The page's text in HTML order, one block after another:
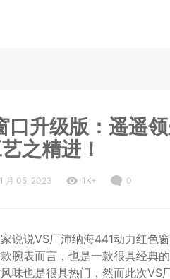
升级版：遥遥
之精进！
月 05, 2023 1K+ 0
说说VS厂沛纳海441动力红色
腕表而言，也是一款很具经典
味也是很具热门，然而此次VS